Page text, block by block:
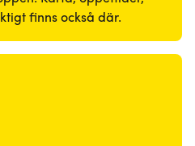
finns också där.